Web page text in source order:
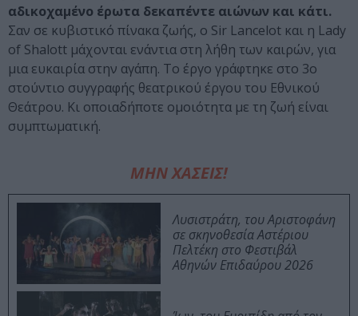
αδικοχαμένο έρωτα δεκαπέντε αιώνων και κάτι.
Σαν σε κυβιστικό πίνακα ζωής, ο Sir Lancelot και η Lady
of Shalott μάχονται ενάντια στη λήθη των καιρών, για
μια ευκαιρία στην αγάπη. Το έργο γράφτηκε στο 3ο
στούντιο συγγραφής θεατρικού έργου του Εθνικού
Θεάτρου. Κι οποιαδήποτε ομοιότητα με τη ζωή είναι
συμπτωματική.
ΜΗΝ ΧΑΣΕΙΣ!
Λυσιστράτη, του Αριστοφάνη
σε σκηνοθεσία Αστέριου
Πελτέκη στο Φεστιβάλ
Αθηνών Επιδαύρου 2026